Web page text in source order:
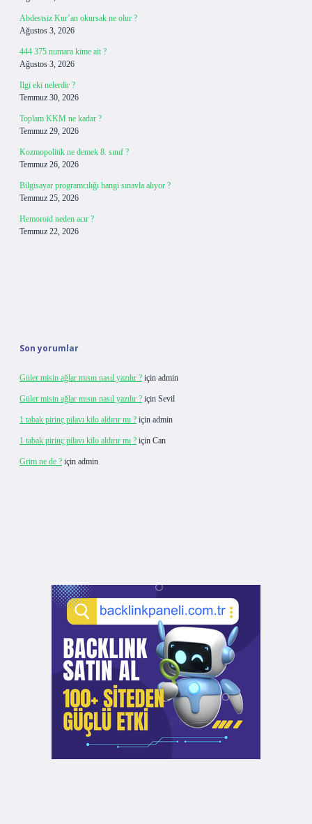
Abdestsiz Kur’an okursak ne olur ?
Ağustos 3, 2026
444 375 numara kime ait ?
Ağustos 3, 2026
Ilgi eki nelerdir ?
Temmuz 30, 2026
Toplam KKM ne kadar ?
Temmuz 29, 2026
Kozmopolitik ne demek 8. sınıf ?
Temmuz 26, 2026
Bilgisayar programcılığı hangi sınavla alıyor ?
Temmuz 25, 2026
Hemoroid neden acır ?
Temmuz 22, 2026
Son yorumlar
Güler misin ağlar mısın nasıl yazılır ? için admin
Güler misin ağlar mısın nasıl yazılır ? için Sevil
1 tabak pirinç pilavı kilo aldırır mı ? için admin
1 tabak pirinç pilavı kilo aldırır mı ? için Can
Grim ne de ? için admin